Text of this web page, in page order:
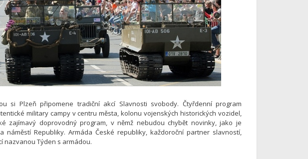
si Plzeň připomene tradiční akcí Slavnosti svobody. Čtyřdenní program
military campy v centru města, kolonu vojenských historických vozidel,
zajímavý doprovodný program, v němž nebudou chybět novinky, jako je
Republiky. Armáda České republiky, každoroční partner slavností,
nazvanou Týden s armádou.